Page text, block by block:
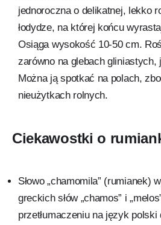
jednoroczna o delikatnej, lekko
łodydze, na której końcu
Osiąga wysokość 10-50 cm.
zarówno na glebach
Można ją spotkać na polach,
nieużytkach rolnych.
Ciekawostki o
Słowo „chamomila” (rumianek)
greckich słów „chamos” i
przetłumaczeniu na język polski